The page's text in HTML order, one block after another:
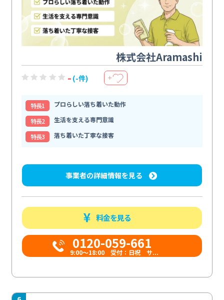
株式会社Aramashi
- (-件) ＋
特⻑1
プロらしい落ち着いた動作
特⻑2
生活を支える専門意識
特⻑3
落ち着いた丁寧な接客
事業者の詳細情報を見る
料金を見る
0120-059-661
9:00〜18:00 受付：日祝 サ...